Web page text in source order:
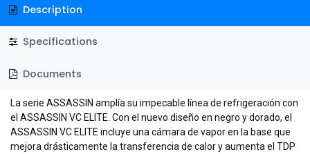
Description
Specifications
Documents
La serie ASSASSIN amplía su impecable línea de refrigeración con
el ASSASSIN VC ELITE. Con el nuevo diseño en negro y dorado, el
ASSASSIN VC ELITE incluye una cámara de vapor en la base que
mejora drásticamente la transferencia de calor y aumenta el TDP